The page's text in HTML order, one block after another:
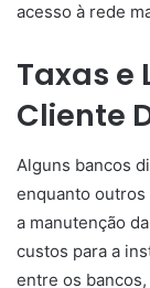
acesso à rede
Taxas e
Cliente
Alguns bancos
enquanto outros
a manutenção
custos para a
entre os